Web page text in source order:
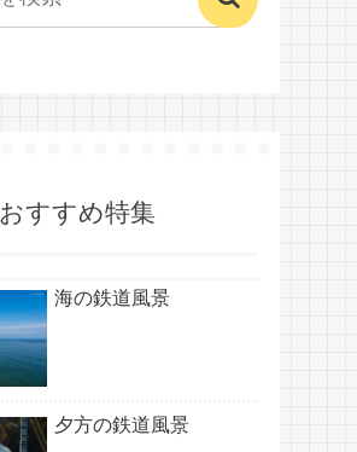
おすすめ特集
海の鉄道風景
夕方の鉄道風景